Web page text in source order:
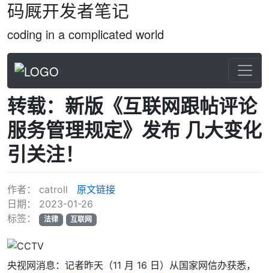
码厩开发者笔记
coding in a complicated world
转载：新版《互联网跟帖评论
服务管理规定》发布 几大变化
引关注！
作者： catroll
原文链接
日期： 2023-01-26
标签：
法律 互联网
央视网消息：记者昨天（11 月 16 日）从国家网信办获悉，